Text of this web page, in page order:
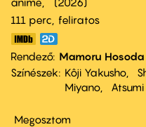
111 perc, feliratos
Rendező Mamoru Hosoda
Színészek
Kôji Yakusho
Miyano
Megosztom